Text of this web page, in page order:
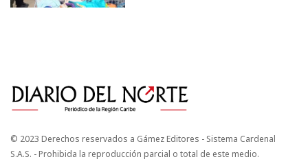
© 2023 Derechos reservados a Gámez Editores - Sistema Cardenal
S.A.S. - Prohibida la reproducción parcial o total de este medio.